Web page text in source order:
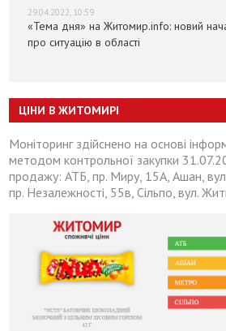
29.04.2022, 10:59
«Тема дня» на Житомир.info: новий
про ситуацію в області
ЦІНИ В ЖИТОМИРІ
Моніторинг здійснено на основі
методом контрольної закупки
продажу: АТБ, пр. Миру, 15А, Ашан,
пр. Незалежності, 55в, Сільпо, вул.